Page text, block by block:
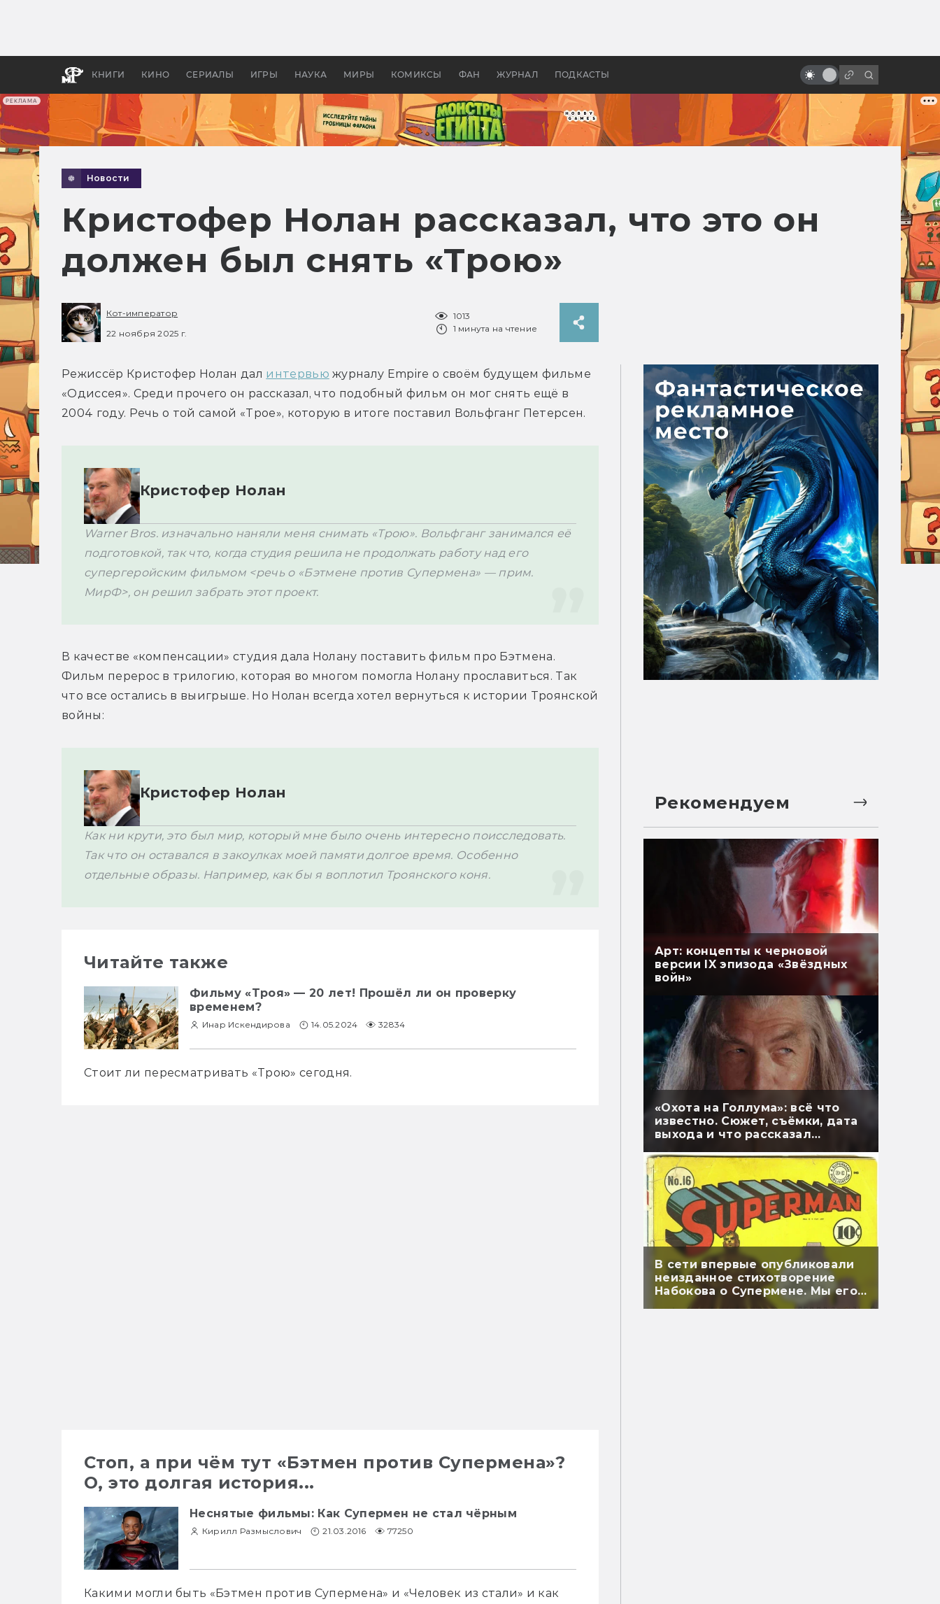
РЕКЛАМА
КНИГИ КИНО СЕРИАЛЫ ИГРЫ НАУКА МИРЫ КОМИКСЫ ФАН ЖУРНАЛ ПОДКАСТЫ
бы «Властелина колец»
Древней Грецией
идеи к безумному фильму
Новости
Кристофер Нолан рассказал, что это он
должен был снять «Трою»
Кот-император
22 ноября 2025 г.
1013
1 минута на чтение
Режиссёр Кристофер Нолан дал интервью журналу Empire о своём будущем фильме
«Одиссея». Среди прочего он рассказал, что подобный фильм он мог снять ещё в
Кристофер Нолан
Warner Bros. изначально наняли меня снимать «Трою». Вольфганг занимался её
подготовкой, так что, когда студия решила не продолжать работу над его
супергеройским фильмом <речь о «Бэтмене против Супермена» — прим.
В качестве «компенсации» студия дала Нолану поставить фильм про Бэтмена.
Фильм перерос в трилогию, которая во многом помогла Нолану прославиться. Так
что все остались в выигрыше. Но Нолан всегда хотел вернуться к истории Троянской
Кристофер Нолан
Как ни крути, это был мир, который мне было очень интересно поисследовать.
Так что он оставался в закоулках моей памяти долгое время. Особенно
отдельные образы. Например, как бы я воплотил Троянского коня.
Читайте также
Фильму «Троя» — 20 лет! Прошёл ли он проверку
временем?
Инар Искендирова 14.05.2024 32834
Стоит ли пересматривать «Трою» сегодня.
Стоп, а при чём тут «Бэтмен против Супермена»?
О, это долгая история...
Неснятые фильмы: Как Супермен не стал чёрным
Кирилл Размыслович 21.03.2016 77250
Какими могли быть «Бэтмен против Супермена» и «Человек из стали» и как
Рекомендуем
Арт: концепты к черновой
версии IX эпизода «Звёздных
войн»
«Охота на Голлума»: всё что
известно. Сюжет, съёмки, дата
выхода и что рассказал
В сети впервые опубликовали
неизданное стихотворение
Набокова о Супермене. Мы его
перевели